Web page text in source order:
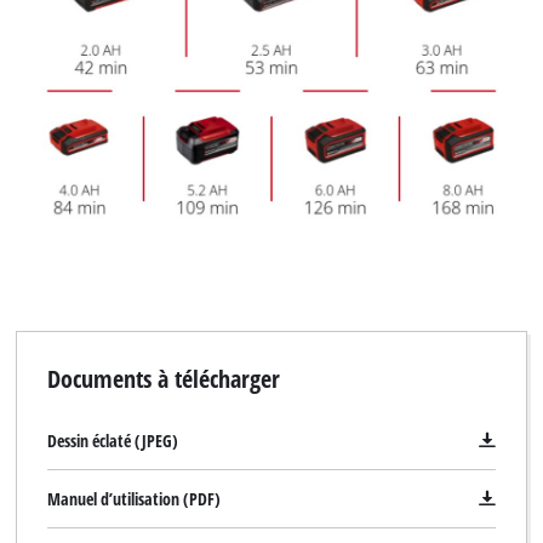
Documents à télécharger
Dessin éclaté (JPEG)
Manuel d’utilisation (PDF)